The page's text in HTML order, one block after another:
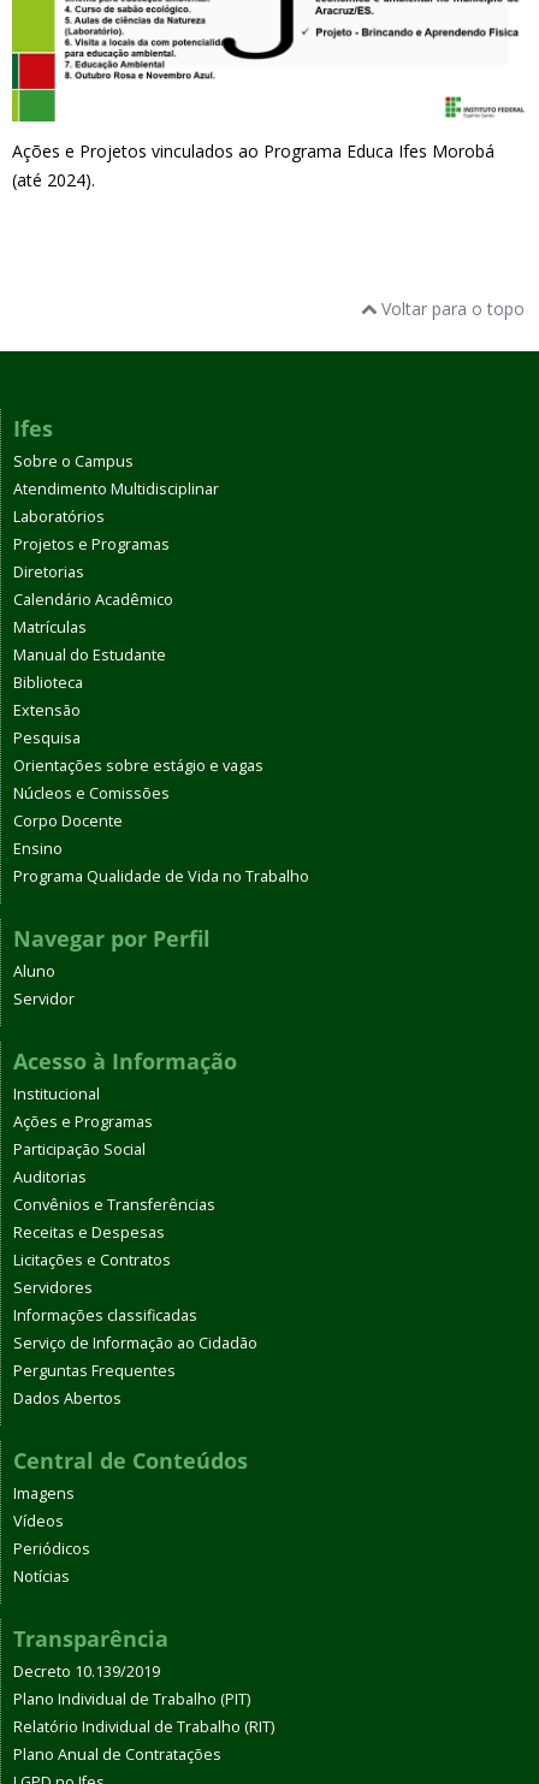
Ações e Projetos vinculados ao Programa Educa Ifes Morobá
(até 2024).
Voltar para o topo
Ifes
Sobre o Campus
Atendimento Multidisciplinar
Laboratórios
Projetos e Programas
Diretorias
Calendário Acadêmico
Matrículas
Manual do Estudante
Biblioteca
Extensão
Pesquisa
Orientações sobre estágio e vagas
Núcleos e Comissões
Corpo Docente
Ensino
Programa Qualidade de Vida no Trabalho
Navegar por Perfil
Aluno
Servidor
Acesso à Informação
Institucional
Ações e Programas
Participação Social
Auditorias
Convênios e Transferências
Receitas e Despesas
Licitações e Contratos
Servidores
Informações classificadas
Serviço de Informação ao Cidadão
Perguntas Frequentes
Dados Abertos
Central de Conteúdos
Imagens
Vídeos
Periódicos
Notícias
Transparência
Decreto 10.139/2019
Plano Individual de Trabalho (PIT)
Relatório Individual de Trabalho (RIT)
Plano Anual de Contratações